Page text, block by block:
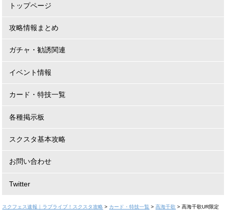
トップページ
攻略情報まとめ
ガチャ・勧誘関連
イベント情報
カード・特技一覧
各種掲示板
スクスタ基本攻略
お問い合わせ
Twitter
スクフェス速報｜ラブライブ！スクスタ攻略 > カード・特技一覧 >高海千歌 >高海千歌UR限定